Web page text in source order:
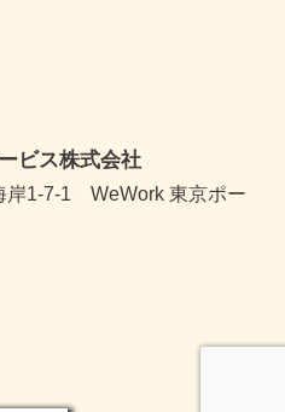
ビス株式会社
1-7-1 WeWork 東京ポー